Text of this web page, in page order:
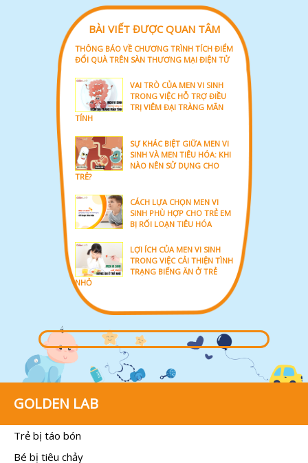
BÀI VIẾT ĐƯỢC QUAN TÂM
THÔNG BÁO VỀ CHƯƠNG TRÌNH TÍCH ĐIỂM
ĐỔI QUÀ TRÊN SÀN THƯƠNG MẠI ĐIỆN TỬ
VAI TRÒ CỦA MEN VI SINH
TRONG VIỆC HỖ TRỢ ĐIỀU
TRỊ VIÊM ĐẠI TRÀNG MÃN
TÍNH
SỰ KHÁC BIỆT GIỮA MEN VI
SINH VÀ MEN TIÊU HÓA: KHI
NÀO NÊN SỬ DỤNG CHO
TRẺ?
CÁCH LỰA CHỌN MEN VI
SINH PHÙ HỢP CHO TRẺ EM
BỊ RỐI LOẠN TIÊU HÓA
LỢI ÍCH CỦA MEN VI SINH
TRONG VIỆC CẢI THIỆN TÌNH
TRẠNG BIẾNG ĂN Ở TRẺ
NHỎ
GOLDEN LAB
Trẻ bị táo bón
Bé bị tiêu chảy